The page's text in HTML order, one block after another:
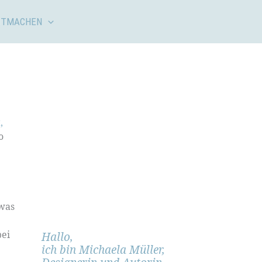
Hallo,
ich bin Michaela Müller,